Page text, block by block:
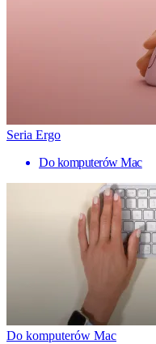
Seria Ergo
Do komputerów Mac
Do komputerów Mac